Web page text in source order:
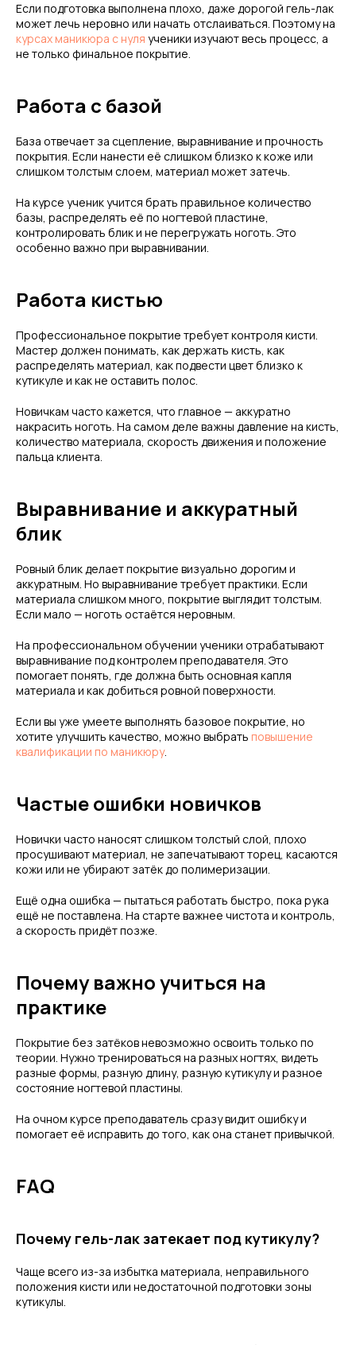
Если подготовка выполнена плохо, даже дорогой гель-лак
может лечь неровно или начать отслаиваться. Поэтому на
курсах маникюра с нуля ученики изучают весь процесс, а
не только финальное покрытие.
Работа с базой
База отвечает за сцепление, выравнивание и прочность
покрытия. Если нанести её слишком близко к коже или
слишком толстым слоем, материал может затечь.
На курсе ученик учится брать правильное количество
базы, распределять её по ногтевой пластине,
контролировать блик и не перегружать ноготь. Это
особенно важно при выравнивании.
Работа кистью
Профессиональное покрытие требует контроля кисти.
Мастер должен понимать, как держать кисть, как
распределять материал, как подвести цвет близко к
кутикуле и как не оставить полос.
Новичкам часто кажется, что главное — аккуратно
накрасить ноготь. На самом деле важны давление на кисть,
количество материала, скорость движения и положение
пальца клиента.
Выравнивание и аккуратный
блик
Ровный блик делает покрытие визуально дорогим и
аккуратным. Но выравнивание требует практики. Если
материала слишком много, покрытие выглядит толстым.
Если мало — ноготь остаётся неровным.
На профессиональном обучении ученики отрабатывают
выравнивание под контролем преподавателя. Это
помогает понять, где должна быть основная капля
материала и как добиться ровной поверхности.
Если вы уже умеете выполнять базовое покрытие, но
хотите улучшить качество, можно выбрать повышение
квалификации по маникюру.
Частые ошибки новичков
Новички часто наносят слишком толстый слой, плохо
просушивают материал, не запечатывают торец, касаются
кожи или не убирают затёк до полимеризации.
Ещё одна ошибка — пытаться работать быстро, пока рука
ещё не поставлена. На старте важнее чистота и контроль,
а скорость придёт позже.
Почему важно учиться на
практике
Покрытие без затёков невозможно освоить только по
теории. Нужно тренироваться на разных ногтях, видеть
разные формы, разную длину, разную кутикулу и разное
состояние ногтевой пластины.
На очном курсе преподаватель сразу видит ошибку и
помогает её исправить до того, как она станет привычкой.
FAQ
Почему гель-лак затекает под кутикулу?
Чаще всего из-за избытка материала, неправильного
положения кисти или недостаточной подготовки зоны
кутикулы.